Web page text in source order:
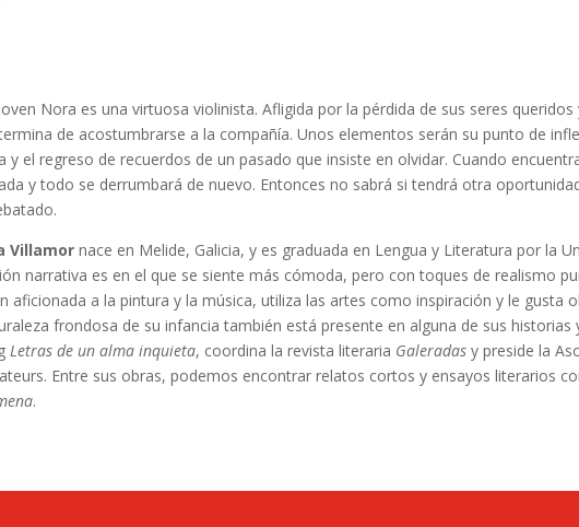
Nora es una virtuosa violinista. Afligida por la pérdida de sus seres
de acostumbrarse a la compañía. Unos elementos serán su punto de
y el regreso de recuerdos de un pasado que insiste en olvidar. Cuando
y todo se derrumbará de nuevo. Entonces no sabrá si tendrá otra
Villamor nace en Melide, Galicia, y es graduada en Lengua y Literatura por la
narrativa es en el que se siente más cómoda, pero con toques de realismo
aficionada a la pintura y la música, utiliza las artes como inspiración y le gusta
frondosa de su infancia también está presente en alguna de sus historias
Letras de un alma inquieta, coordina la revista literaria Galeradas y preside la
Entre sus obras, podemos encontrar relatos cortos y ensayos literarios
.